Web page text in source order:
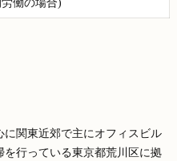
働の場合)
関東近郊で主にオフィスビル
行っている東京都荒川区に拠